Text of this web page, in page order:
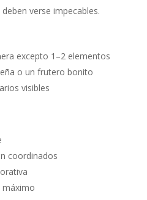
verse impecables.
excepto 1–2 elementos
o un frutero bonito
visibles
coordinados
máximo